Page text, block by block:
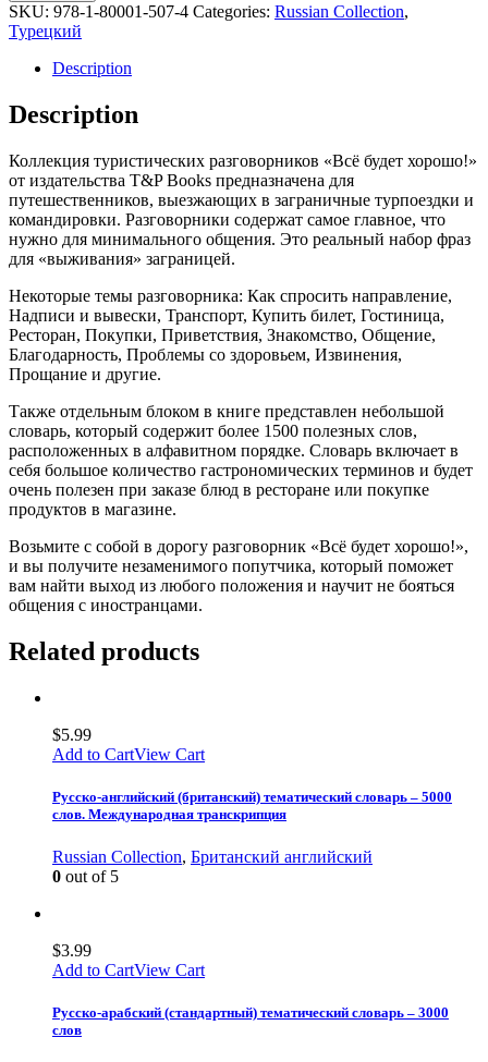
SKU: 978-1-80001-507-4 Categories: Russian Collection,
Турецкий
Description
Description
Коллекция туристических разговорников «Всё будет хорошо!»
от издательства T&P Books предназначена для
путешественников, выезжающих в заграничные турпоездки и
командировки. Разговорники содержат самое главное, что
нужно для минимального общения. Это реальный набор фраз
для «выживания» заграницей.
Некоторые темы разговорника: Как спросить направление,
Надписи и вывески, Транспорт, Купить билет, Гостиница,
Ресторан, Покупки, Приветствия, Знакомство, Общение,
Благодарность, Проблемы со здоровьем, Извинения,
Прощание и другие.
Также отдельным блоком в книге представлен небольшой
словарь, который содержит более 1500 полезных слов,
расположенных в алфавитном порядке. Словарь включает в
себя большое количество гастрономических терминов и будет
очень полезен при заказе блюд в ресторане или покупке
продуктов в магазине.
Возьмите с собой в дорогу разговорник «Всё будет хорошо!»,
и вы получите незаменимого попутчика, который поможет
вам найти выход из любого положения и научит не бояться
общения с иностранцами.
Related products
$5.99
Add to CartView Cart
Русско-английский (британский) тематический словарь – 5000
слов. Международная транскрипция
Russian Collection, Британский английский
0 out of 5
$3.99
Add to CartView Cart
Русско-арабский (стандартный) тематический словарь – 3000
слов